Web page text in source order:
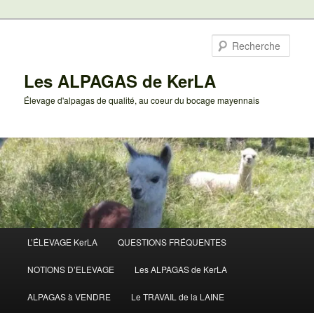
Les ALPAGAS de KerLA
Élevage d'alpagas de qualité, au coeur du bocage mayennais
principal
L’ÉLEVAGE KerLA QUESTIONS FRÉQUENTES
NOTIONS D’ELEVAGE Les ALPAGAS de KerLA
ALPAGAS à VENDRE Le TRAVAIL de la LAINE